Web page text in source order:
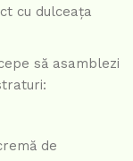
cu dulceața
să asamblezi
de